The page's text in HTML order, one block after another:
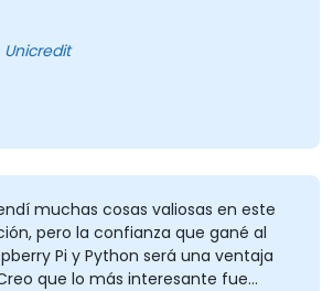
Olga - Unicredit
muchas cosas valiosas en este
pero la confianza que gané al
Pi y Python será una ventaja
que lo más interesante fue